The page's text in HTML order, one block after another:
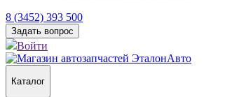
8 (3452) 393 500
Задать вопрос
Войти
Каталог